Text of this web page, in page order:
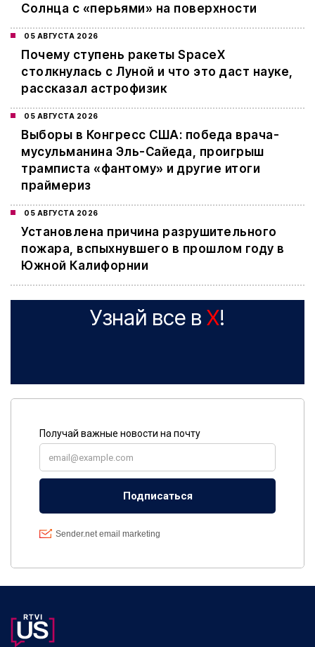
Солнца с «перьями» на поверхности
05 АВГУСТА 2026
Почему ступень ракеты SpaceX
столкнулась с Луной и что это даст науке,
рассказал астрофизик
05 АВГУСТА 2026
Выборы в Конгресс США: победа врача-
мусульманина Эль-Сайеда, проигрыш
трамписта «фантому» и другие итоги
праймериз
05 АВГУСТА 2026
Установлена причина разрушительного
пожара, вспыхнувшего в прошлом году в
Южной Калифорнии
Узнай все в X!